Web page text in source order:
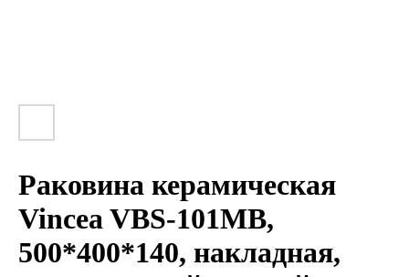
Раковина керамическая
Vincea VBS-101MB,
500*400*140, накладная,